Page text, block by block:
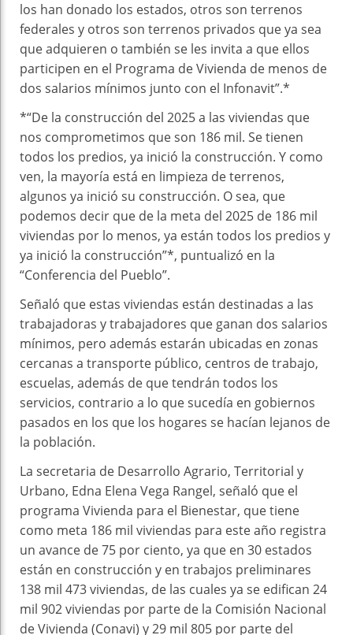
los han donado los estados, otros son terrenos
federales y otros son terrenos privados que ya sea
que adquieren o también se les invita a que ellos
participen en el Programa de Vivienda de menos de
dos salarios mínimos junto con el Infonavit”.*
*“De la construcción del 2025 a las viviendas que
nos comprometimos que son 186 mil. Se tienen
todos los predios, ya inició la construcción. Y como
ven, la mayoría está en limpieza de terrenos,
algunos ya inició su construcción. O sea, que
podemos decir que de la meta del 2025 de 186 mil
viviendas por lo menos, ya están todos los predios y
ya inició la construcción”*, puntualizó en la
“Conferencia del Pueblo”.
Señaló que estas viviendas están destinadas a las
trabajadoras y trabajadores que ganan dos salarios
mínimos, pero además estarán ubicadas en zonas
cercanas a transporte público, centros de trabajo,
escuelas, además de que tendrán todos los
servicios, contrario a lo que sucedía en gobiernos
pasados en los que los hogares se hacían lejanos de
la población.
La secretaria de Desarrollo Agrario, Territorial y
Urbano, Edna Elena Vega Rangel, señaló que el
programa Vivienda para el Bienestar, que tiene
como meta 186 mil viviendas para este año registra
un avance de 75 por ciento, ya que en 30 estados
están en construcción y en trabajos preliminares
138 mil 473 viviendas, de las cuales ya se edifican 24
mil 902 viviendas por parte de la Comisión Nacional
de Vivienda (Conavi) y 29 mil 805 por parte del